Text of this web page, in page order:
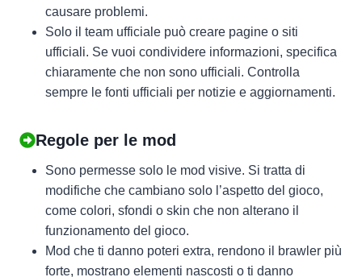
causare problemi.
Solo il team ufficiale può creare pagine o siti
ufficiali. Se vuoi condividere informazioni, specifica
chiaramente che non sono ufficiali. Controlla
sempre le fonti ufficiali per notizie e aggiornamenti.
Regole per le mod
Sono permesse solo le mod visive. Si tratta di
modifiche che cambiano solo l’aspetto del gioco,
come colori, sfondi o skin che non alterano il
funzionamento del gioco.
Mod che ti danno poteri extra, rendono il brawler più
forte, mostrano elementi nascosti o ti danno